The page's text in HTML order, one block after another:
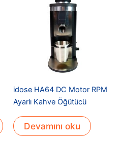
idose HA64 DC Motor RPM
Ayarlı Kahve Öğütücü
Devamını oku